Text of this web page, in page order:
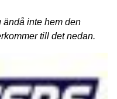
ändå inte hem den
till det nedan.